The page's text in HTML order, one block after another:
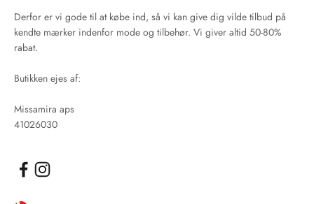
Derfor er vi gode til at købe ind, så vi kan give dig vilde tilbud på
kendte mærker indenfor mode og tilbehør. Vi giver altid 50-80%
rabat.
Butikken ejes af:
Missamira aps
41026030